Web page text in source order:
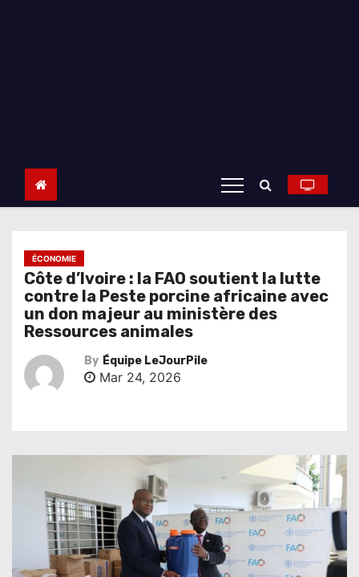
ÉCONOMIE
Côte d’Ivoire : la FAO soutient la lutte
contre la Peste porcine africaine avec
un don majeur au ministère des
Ressources animales
By Équipe LeJourPile
Mar 24, 2026